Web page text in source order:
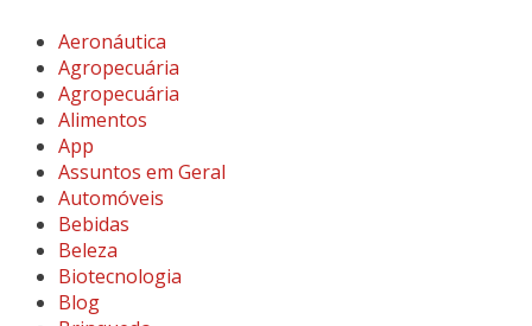
Aeronáutica
Agropecuária
Agropecuária
Alimentos
App
Assuntos em Geral
Automóveis
Bebidas
Beleza
Biotecnologia
Blog